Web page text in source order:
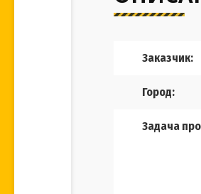
Заказчик:
Город:
Задача